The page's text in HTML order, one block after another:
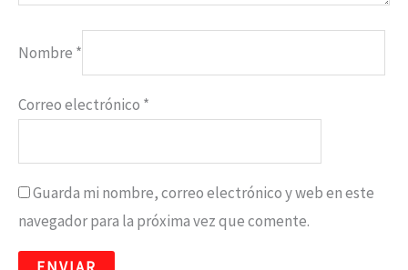
Nombre *
Correo electrónico *
Guarda mi nombre, correo electrónico y web en este
navegador para la próxima vez que comente.